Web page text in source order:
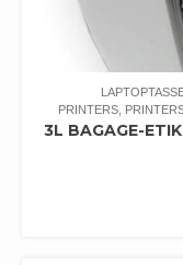
PRINTERS,
3L BAGAGE-